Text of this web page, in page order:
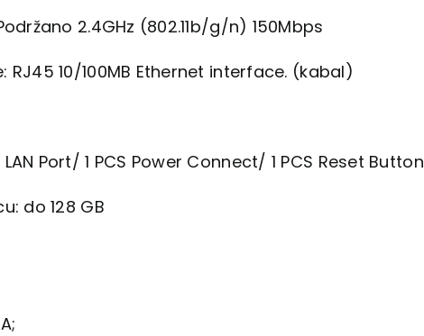
2.4GHz (802.11b/g/n) 150Mbps
RJ45 10/100MB Ethernet interface. (kabal)
LAN Port/ 1 PCS Power Connect/ 1 PCS Reset Button
do 128 GB